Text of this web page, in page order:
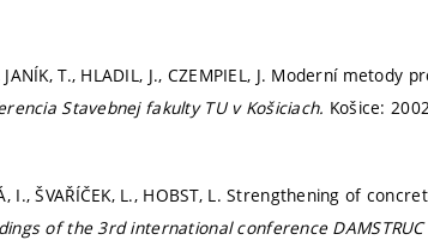
JANÍK, T., HLADIL, J., CZEMPIEL, J. Moderní
Stavebnej fakulty TU v Košiciach. Košice:
I., ŠVAŘÍČEK, L., HOBST, L. Strengthening of
of the 3rd international conference DAMSTRUC